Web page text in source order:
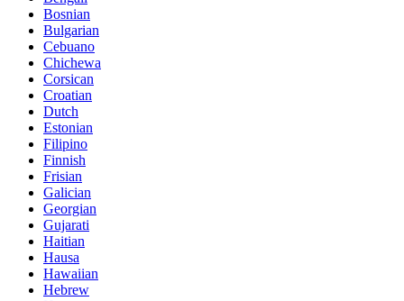
Bosnian
Bulgarian
Cebuano
Chichewa
Corsican
Croatian
Dutch
Estonian
Filipino
Finnish
Frisian
Galician
Georgian
Gujarati
Haitian
Hausa
Hawaiian
Hebrew